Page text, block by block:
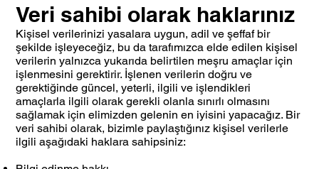
Veri sahibi olarak haklarınız
Kişisel verilerinizi yasalara uygun, adil ve şeffaf bir
şekilde işleyeceğiz, bu da tarafımızca elde edilen kişisel
verilerin yalnızca yukarıda belirtilen meşru amaçlar için
işlenmesini gerektirir. İşlenen verilerin doğru ve
gerektiğinde güncel, yeterli, ilgili ve işlendikleri
amaçlarla ilgili olarak gerekli olanla sınırlı olmasını
sağlamak için elimizden gelenin en iyisini yapacağız. Bir
veri sahibi olarak, bizimle paylaştığınız kişisel verilerle
ilgili aşağıdaki haklara sahipsiniz: